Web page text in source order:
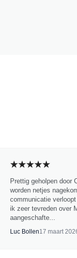
Prettig geholpen door
worden netjes
communicatie
ik zeer tevreden over
aangeschafte...
Luc Bollen17 maart